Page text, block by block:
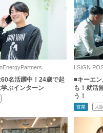
名活躍中！24歳で起
ぶインターン
LSIGN
■キーエ
も！就活
う！
営業 大